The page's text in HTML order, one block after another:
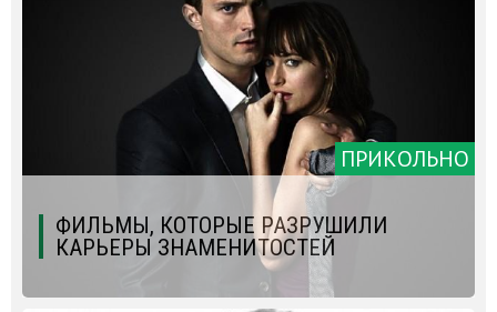
ПРИКОЛЬНО
ФИЛЬМЫ, КОТОРЫЕ РАЗРУШИЛИ
КАРЬЕРЫ ЗНАМЕНИТОСТЕЙ